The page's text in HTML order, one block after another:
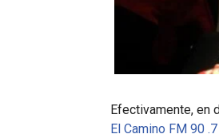
Efectivamente, en
El Camino FM 90 .7